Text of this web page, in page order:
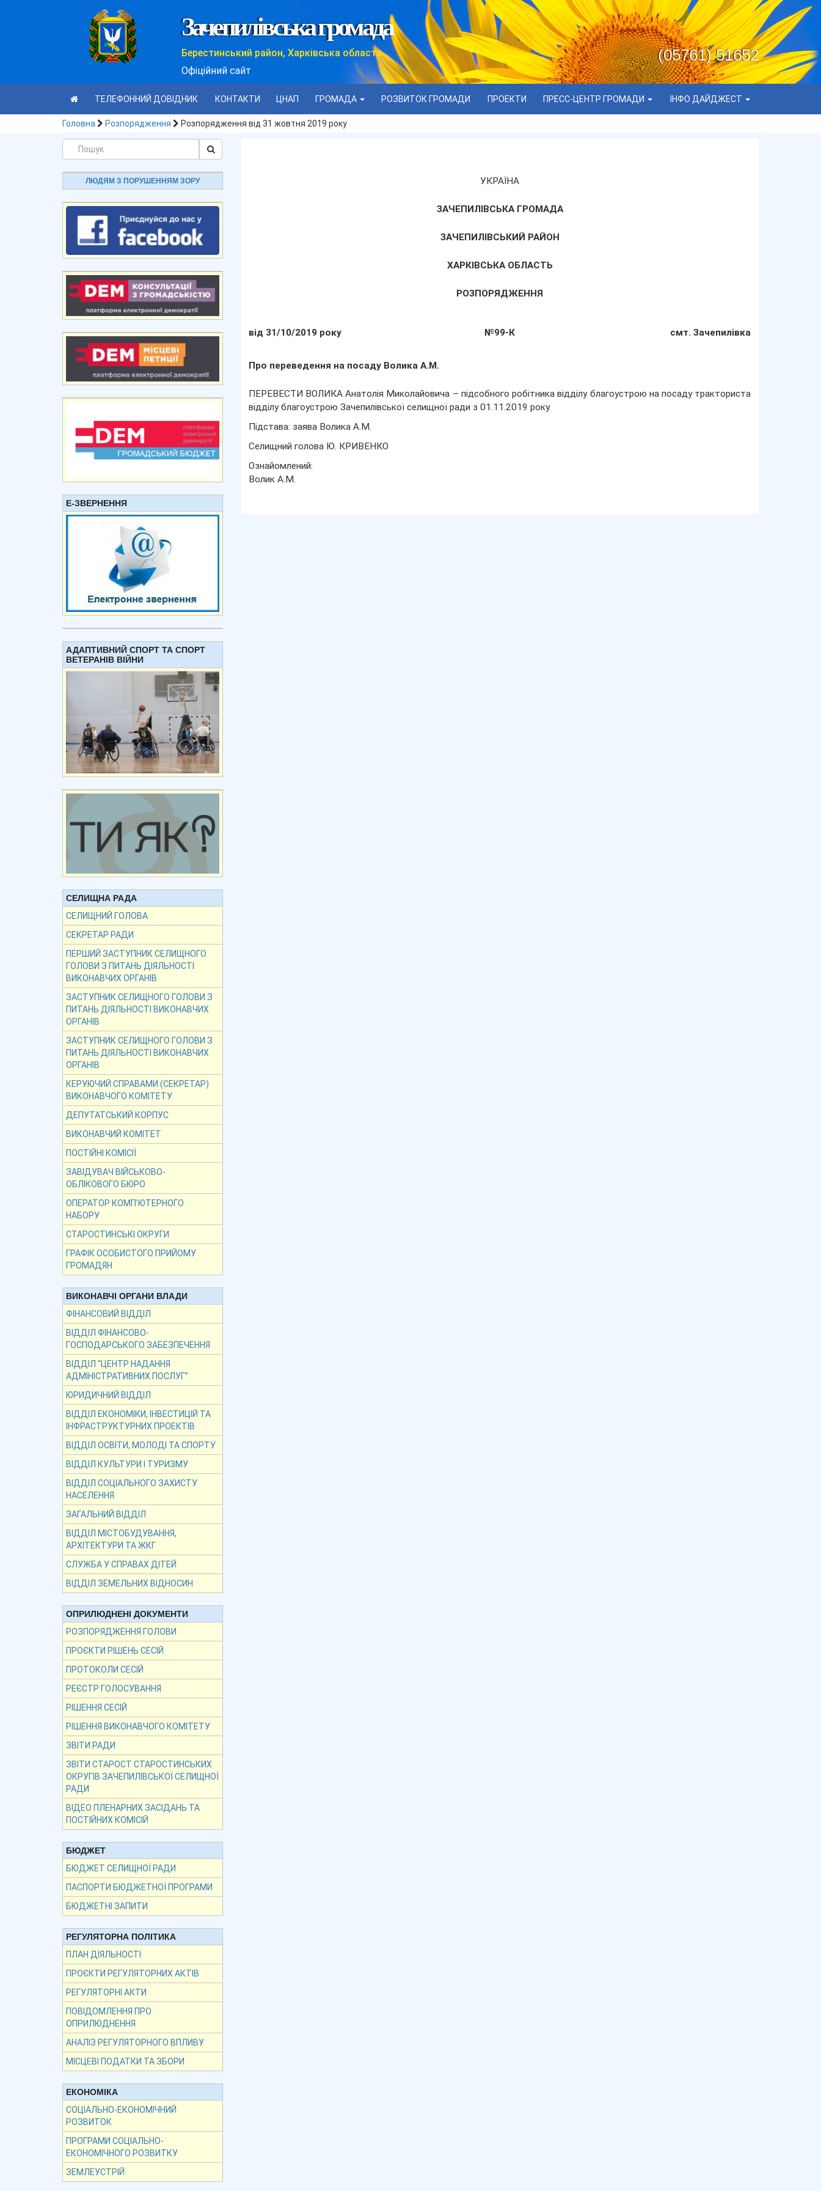
Зачепилівська громада
Берестинський район, Харківська область
Офіційний сайт
(05761) 51652
ТЕЛЕФОННИЙ ДОВІДНИК КОНТАКТИ ЦНАП ГРОМАДА РОЗВИТОК ГРОМАДИ ПРОЕКТИ ПРЕСС-ЦЕНТР ГРОМАДИ ІНФО ДАЙДЖЕСТ
Головна Розпорядження Розпорядження від 31 жовтня 2019 року
ЛЮДЯМ З ПОРУШЕННЯМ ЗОРУ
Е-ЗВЕРНЕННЯ
АДАПТИВНИЙ СПОРТ ТА СПОРТ
ВЕТЕРАНІВ ВІЙНИ
СЕЛИЩНА РАДА
СЕЛИЩНИЙ ГОЛОВА
СЕКРЕТАР РАДИ
ПЕРШИЙ ЗАСТУПНИК СЕЛИЩНОГО
ГОЛОВИ З ПИТАНЬ ДІЯЛЬНОСТІ
ВИКОНАВЧИХ ОРГАНІВ
ЗАСТУПНИК СЕЛИЩНОГО ГОЛОВИ З
ПИТАНЬ ДІЯЛЬНОСТІ ВИКОНАВЧИХ
ОРГАНІВ
ЗАСТУПНИК СЕЛИЩНОГО ГОЛОВИ З
ПИТАНЬ ДІЯЛЬНОСТІ ВИКОНАВЧИХ
ОРГАНІВ
КЕРУЮЧИЙ СПРАВАМИ (СЕКРЕТАР)
ВИКОНАВЧОГО КОМІТЕТУ
ДЕПУТАТСЬКИЙ КОРПУС
ВИКОНАВЧИЙ КОМІТЕТ
ПОСТІЙНІ КОМІСІЇ
ЗАВІДУВАЧ ВІЙСЬКОВО-
ОБЛІКОВОГО БЮРО
ОПЕРАТОР КОМП’ЮТЕРНОГО
НАБОРУ
СТАРОСТИНСЬКІ ОКРУГИ
ГРАФІК ОСОБИСТОГО ПРИЙОМУ
ГРОМАДЯН
ВИКОНАВЧІ ОРГАНИ ВЛАДИ
ФІНАНСОВИЙ ВІДДІЛ
ВІДДІЛ ФІНАНСОВО-
ГОСПОДАРСЬКОГО ЗАБЕЗПЕЧЕННЯ
ВІДДІЛ “ЦЕНТР НАДАННЯ
АДМІНІСТРАТИВНИХ ПОСЛУГ”
ЮРИДИЧНИЙ ВІДДІЛ
ВІДДІЛ ЕКОНОМІКИ, ІНВЕСТИЦІЙ ТА
ІНФРАСТРУКТУРНИХ ПРОЕКТІВ
ВІДДІЛ ОСВІТИ, МОЛОДІ ТА СПОРТУ
ВІДДІЛ КУЛЬТУРИ І ТУРИЗМУ
ВІДДІЛ СОЦІАЛЬНОГО ЗАХИСТУ
НАСЕЛЕННЯ
ЗАГАЛЬНИЙ ВІДДІЛ
ВІДДІЛ МІСТОБУДУВАННЯ,
АРХІТЕКТУРИ ТА ЖКГ
СЛУЖБА У СПРАВАХ ДІТЕЙ
ВІДДІЛ ЗЕМЕЛЬНИХ ВІДНОСИН
ОПРИЛЮДНЕНІ ДОКУМЕНТИ
РОЗПОРЯДЖЕННЯ ГОЛОВИ
ПРОЄКТИ РІШЕНЬ СЕСІЙ
ПРОТОКОЛИ СЕСІЙ
РЕЄСТР ГОЛОСУВАННЯ
РІШЕННЯ СЕСІЙ
РІШЕННЯ ВИКОНАВЧОГО КОМІТЕТУ
ЗВІТИ РАДИ
ЗВІТИ СТАРОСТ СТАРОСТИНСЬКИХ
ОКРУГІВ ЗАЧЕПИЛІВСЬКОЇ СЕЛИЩНОЇ
РАДИ
ВІДЕО ПЛЕНАРНИХ ЗАСІДАНЬ ТА
ПОСТІЙНИХ КОМІСІЙ
БЮДЖЕТ
БЮДЖЕТ СЕЛИЩНОЇ РАДИ
ПАСПОРТИ БЮДЖЕТНОЇ ПРОГРАМИ
БЮДЖЕТНІ ЗАПИТИ
РЕГУЛЯТОРНА ПОЛІТИКА
ПЛАН ДІЯЛЬНОСТІ
ПРОЄКТИ РЕГУЛЯТОРНИХ АКТІВ
РЕГУЛЯТОРНІ АКТИ
ПОВІДОМЛЕННЯ ПРО
ОПРИЛЮДНЕННЯ
АНАЛІЗ РЕГУЛЯТОРНОГО ВПЛИВУ
МІСЦЕВІ ПОДАТКИ ТА ЗБОРИ
ЕКОНОМІКА
СОЦІАЛЬНО-ЕКОНОМІЧНИЙ
РОЗВИТОК
ПРОГРАМИ СОЦІАЛЬНО-
ЕКОНОМІЧНОГО РОЗВИТКУ
ЗЕМЛЕУСТРІЙ
УКРАЇНА
ЗАЧЕПИЛІВСЬКА ГРОМАДА
ЗАЧЕПИЛІВСЬКИЙ РАЙОН
ХАРКІВСЬКА ОБЛАСТЬ
РОЗПОРЯДЖЕННЯ
від 31/10/2019 року №99-К смт. Зачепилівка
Про переведення на посаду Волика А.М.
ПЕРЕВЕСТИ ВОЛИКА Анатолія Миколайовича – підсобного робітника відділу благоустрою на посаду тракториста
відділу благоустрою Зачепилівської селищної ради з 01.11.2019 року.
Підстава: заява Волика А.М.
Селищний голова Ю. КРИВЕНКО
Ознайомлений:
Волик А.М.